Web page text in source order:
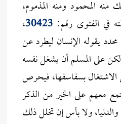
المحمود ومنه المذموم،
في الفتوى رقم: 30423،
يقوله الإنسان ليطرد عن
على المسلم أن يشغل نفسه
الاشتغال بسفاسفها، فيحرص
معهم على الخير من الذكر
ولا بأس إن تخلل ذلك